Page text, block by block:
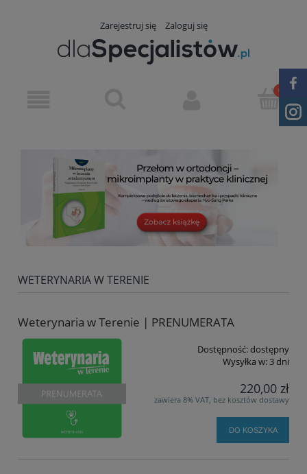
Zarejestruj się Zaloguj się
WETERYNARIA W TERENIE
Weterynaria w Terenie | PRENUMERATA
Dostępność:dostępny
Wysyłka w: 3 dni
220,00 zł
zawiera 8% VAT, bez kosztów dostawy
DO KOSZYKA